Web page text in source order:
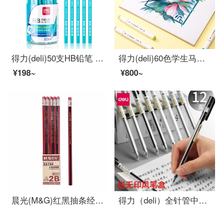
得力(deli)50支HB铅笔 儿童六角杆抑菌铅笔 学生书写绘图素描铅笔 58195
¥198~
得力(deli)60色学生马克笔套装 双头速干儿童水彩笔双头绘画彩笔手绘漫画笔设计绘画记号笔 工具箱70801-60
¥800~
晨光(M&G)红黑抽条经典六角木杆铅笔考试绘图铅笔2B黑色 10支/盒 红黑抽条 10支 AWP30804
得力（deli）全针管中性笔0.38mm 可爱签字笔学生用碳素水笔办公用品 黑色ins风中性笔 12支/盒